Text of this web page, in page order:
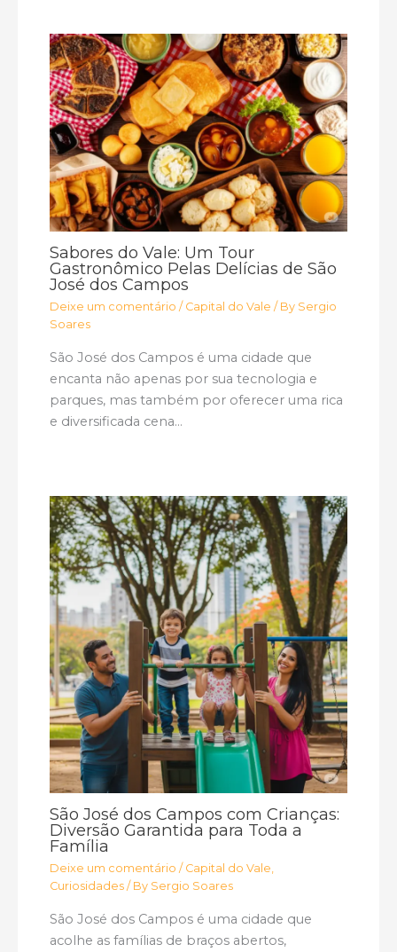
Sabores do Vale: Um Tour
Gastronômico Pelas Delícias de São
José dos Campos
Deixe um comentário / Capital do Vale / By Sergio
Soares
São José dos Campos é uma cidade que
encanta não apenas por sua tecnologia e
parques, mas também por oferecer uma rica
e diversificada cena…
São José dos Campos com Crianças:
Diversão Garantida para Toda a
Família
Deixe um comentário / Capital do Vale,
Curiosidades / By Sergio Soares
São José dos Campos é uma cidade que
acolhe as famílias de braços abertos,